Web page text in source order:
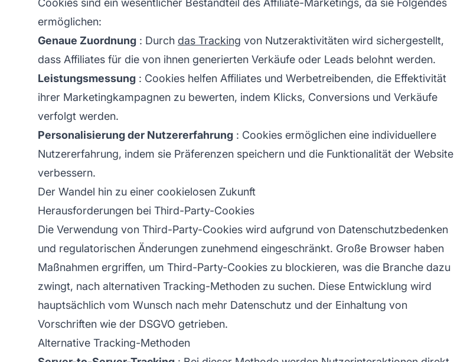
ermöglichen:
Genaue Zuordnung : Durch das Tracking von Nutzeraktivitäten wird sichergestellt,
dass Affiliates für die von ihnen generierten Verkäufe oder Leads belohnt werden.
Leistungsmessung : Cookies helfen Affiliates und Werbetreibenden, die Effektivität
ihrer Marketingkampagnen zu bewerten, indem Klicks, Conversions und Verkäufe
verfolgt werden.
Personalisierung der Nutzererfahrung : Cookies ermöglichen eine individuellere
Nutzererfahrung, indem sie Präferenzen speichern und die Funktionalität der Website
verbessern.
Der Wandel hin zu einer cookielosen Zukunft
Herausforderungen bei Third-Party-Cookies
Die Verwendung von Third-Party-Cookies wird aufgrund von Datenschutzbedenken
und regulatorischen Änderungen zunehmend eingeschränkt. Große Browser haben
Maßnahmen ergriffen, um Third-Party-Cookies zu blockieren, was die Branche dazu
zwingt, nach alternativen Tracking-Methoden zu suchen. Diese Entwicklung wird
hauptsächlich vom Wunsch nach mehr Datenschutz und der Einhaltung von
Vorschriften wie der DSGVO getrieben.
Alternative Tracking-Methoden